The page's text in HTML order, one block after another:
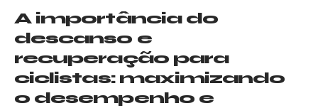
A importância do
descanso e
recuperação para
ciclistas: maximizando
o desempenho e